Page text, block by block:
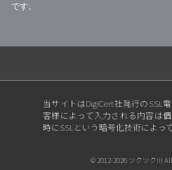
です。
当サイトはDigiCert社発行のSSL
客様によって入力される内容は
時にSSLという暗号化技術によっ
© 2012-2026 ツクツク!!!